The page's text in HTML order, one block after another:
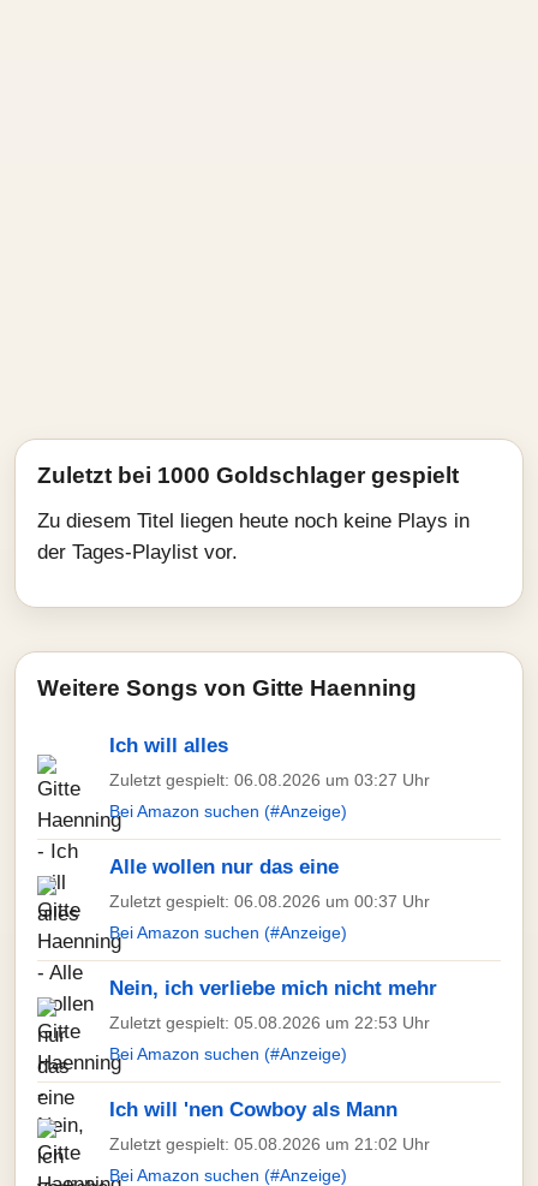
Zuletzt bei 1000 Goldschlager gespielt
Zu diesem Titel liegen heute noch keine Plays in
der Tages-Playlist vor.
Weitere Songs von Gitte Haenning
Ich will alles
Zuletzt gespielt: 06.08.2026 um 03:27 Uhr
Bei Amazon suchen (#Anzeige)
Alle wollen nur das eine
Zuletzt gespielt: 06.08.2026 um 00:37 Uhr
Bei Amazon suchen (#Anzeige)
Nein, ich verliebe mich nicht mehr
Zuletzt gespielt: 05.08.2026 um 22:53 Uhr
Bei Amazon suchen (#Anzeige)
Ich will 'nen Cowboy als Mann
Zuletzt gespielt: 05.08.2026 um 21:02 Uhr
Bei Amazon suchen (#Anzeige)